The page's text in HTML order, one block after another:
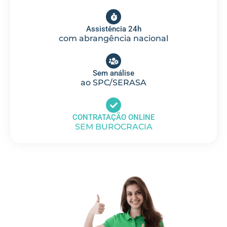
Assistência 24h
com abrangência nacional
Sem análise
ao SPC/SERASA
CONTRATAÇÃO ONLINE
SEM BUROCRACIA